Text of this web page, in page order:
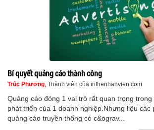
Bí quyết quảng cáo thành công
Trúc Phương, Thành viên của inthenhanvien.com
Quảng cáo đóng 1 vai trò rất quan trọng
phát triển của 1 doanh nghiệp.Nhưng liệu các
quảng cáo truyền thống có c&ograv...